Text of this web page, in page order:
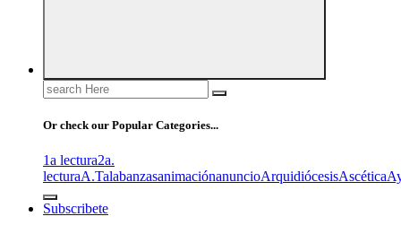
Search
for:
Or check our Popular Categories...
1a lectura2a.
lecturaA.TalabanzasanimaciónanuncioArquidiócesisAscética
Subscribete